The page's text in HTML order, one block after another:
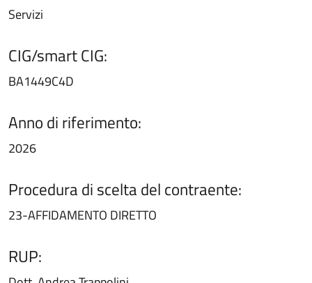
Servizi
CIG/smart CIG:
BA1449C4D
Anno di riferimento:
2026
Procedura di scelta del contraente:
23-AFFIDAMENTO DIRETTO
RUP: